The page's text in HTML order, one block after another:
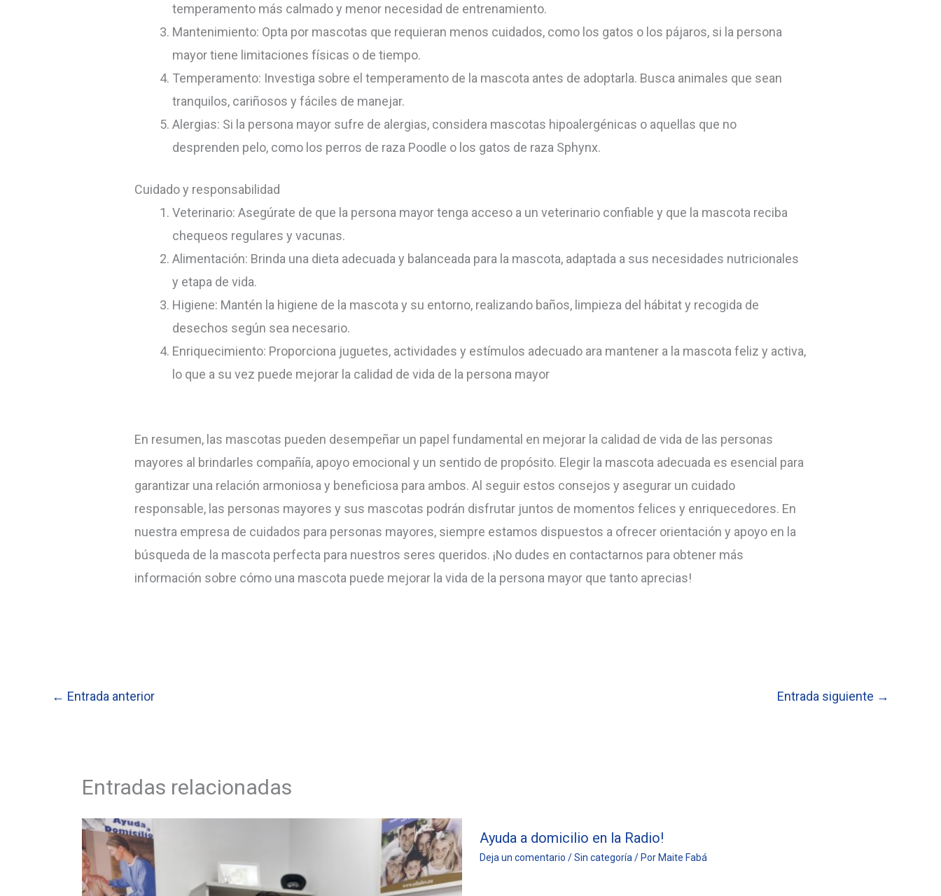
temperamento más calmado y menor necesidad de entrenamiento.
Mantenimiento: Opta por mascotas que requieran menos cuidados, como los gatos o los pájaros, si la persona
mayor tiene limitaciones físicas o de tiempo.
Temperamento: Investiga sobre el temperamento de la mascota antes de adoptarla. Busca animales que sean
tranquilos, cariñosos y fáciles de manejar.
Alergias: Si la persona mayor sufre de alergias, considera mascotas hipoalergénicas o aquellas que no
desprenden pelo, como los perros de raza Poodle o los gatos de raza Sphynx.
Cuidado y responsabilidad
Veterinario: Asegúrate de que la persona mayor tenga acceso a un veterinario confiable y que la mascota reciba
chequeos regulares y vacunas.
Alimentación: Brinda una dieta adecuada y balanceada para la mascota, adaptada a sus necesidades nutricionales
y etapa de vida.
Higiene: Mantén la higiene de la mascota y su entorno, realizando baños, limpieza del hábitat y recogida de
desechos según sea necesario.
Enriquecimiento: Proporciona juguetes, actividades y estímulos adecuado ara mantener a la mascota feliz y activa,
lo que a su vez puede mejorar la calidad de vida de la persona mayor
En resumen, las mascotas pueden desempeñar un papel fundamental en mejorar la calidad de vida de las personas
mayores al brindarles compañía, apoyo emocional y un sentido de propósito. Elegir la mascota adecuada es esencial para
garantizar una relación armoniosa y beneficiosa para ambos. Al seguir estos consejos y asegurar un cuidado
responsable, las personas mayores y sus mascotas podrán disfrutar juntos de momentos felices y enriquecedores. En
nuestra empresa de cuidados para personas mayores, siempre estamos dispuestos a ofrecer orientación y apoyo en la
búsqueda de la mascota perfecta para nuestros seres queridos. ¡No dudes en contactarnos para obtener más
información sobre cómo una mascota puede mejorar la vida de la persona mayor que tanto aprecias!
← Entrada anterior Entrada siguiente →
Entradas relacionadas
Ayuda a domicilio en la Radio!
Deja un comentario /Sin categoría / Por Maite Fabá